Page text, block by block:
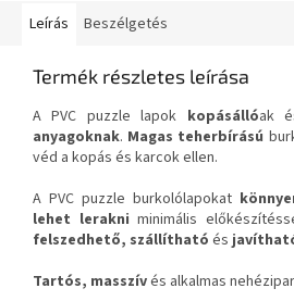
Leírás Beszélgetés
Termék részletes leírása
A PVC puzzle lapok kopásállóak
anyagoknak. Magas teherbírású
véd a kopás és karcok ellen.
A PVC puzzle burkolólapokat
lehet lerakni minimális
felszedhető, szállítható és
Tartós, masszívés alkalmas